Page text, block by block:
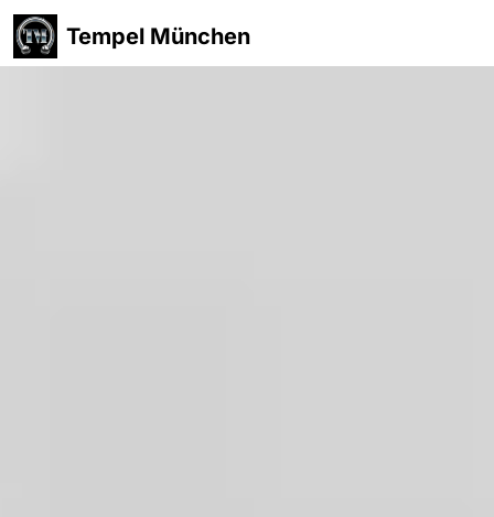
Tempel München